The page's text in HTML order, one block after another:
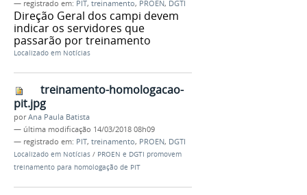
— registrado em: PIT, treinamento, PROEN, DGTI
Direção Geral dos campi devem
indicar os servidores que
passarão por treinamento
Localizado em Notícias
treinamento-homologacao-
pit.jpg
porAna Paula Batista
— última modificação 14/03/2018 08h09
— registrado em: PIT, treinamento, PROEN, DGTI
Localizado em Notícias / PROEN e DGTI promovem
treinamento para homologação de PIT